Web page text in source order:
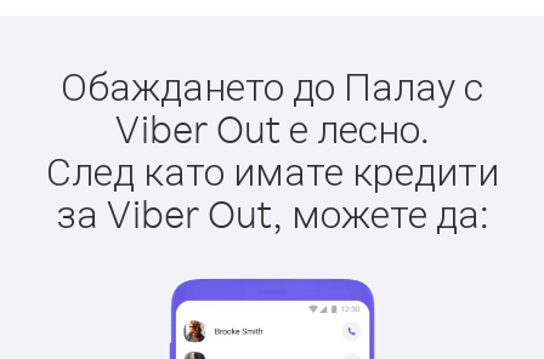
Обаждането до Палау с
Viber Out е лесно.
След като имате кредити
за Viber Out, можете да: